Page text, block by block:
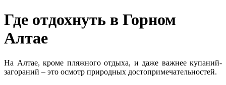
Где отдохнуть в Горном
Алтае
На Алтае, кроме пляжного отдыха, и даже важнее купаний-
загораний – это осмотр природных достопримечательностей.